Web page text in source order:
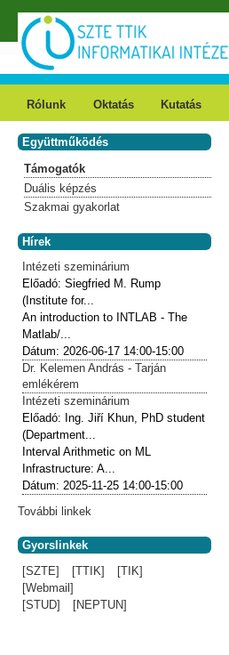
Ugrás a tartalomra
Rólunk Oktatás Kutatás
Együttműködés
Támogatók
Duális képzés
Szakmai gyakorlat
Hírek
Intézeti szeminárium
Előadó:Siegfried M. Rump
(Institute for...
An introduction to INTLAB - The
Matlab/...
Dátum: 2026-06-17 14:00-15:00
Dr. Kelemen András - Tarján
emlékérem
Intézeti szeminárium
Előadó: Ing. Jiří Khun, PhD student
(Department...
Interval Arithmetic on ML
Infrastructure: A...
Dátum: 2025-11-25 14:00-15:00
További linkek
Gyorslinkek
[SZTE]
[TTIK]
[TIK]
[Webmail]
[STUD]
[NEPTUN]